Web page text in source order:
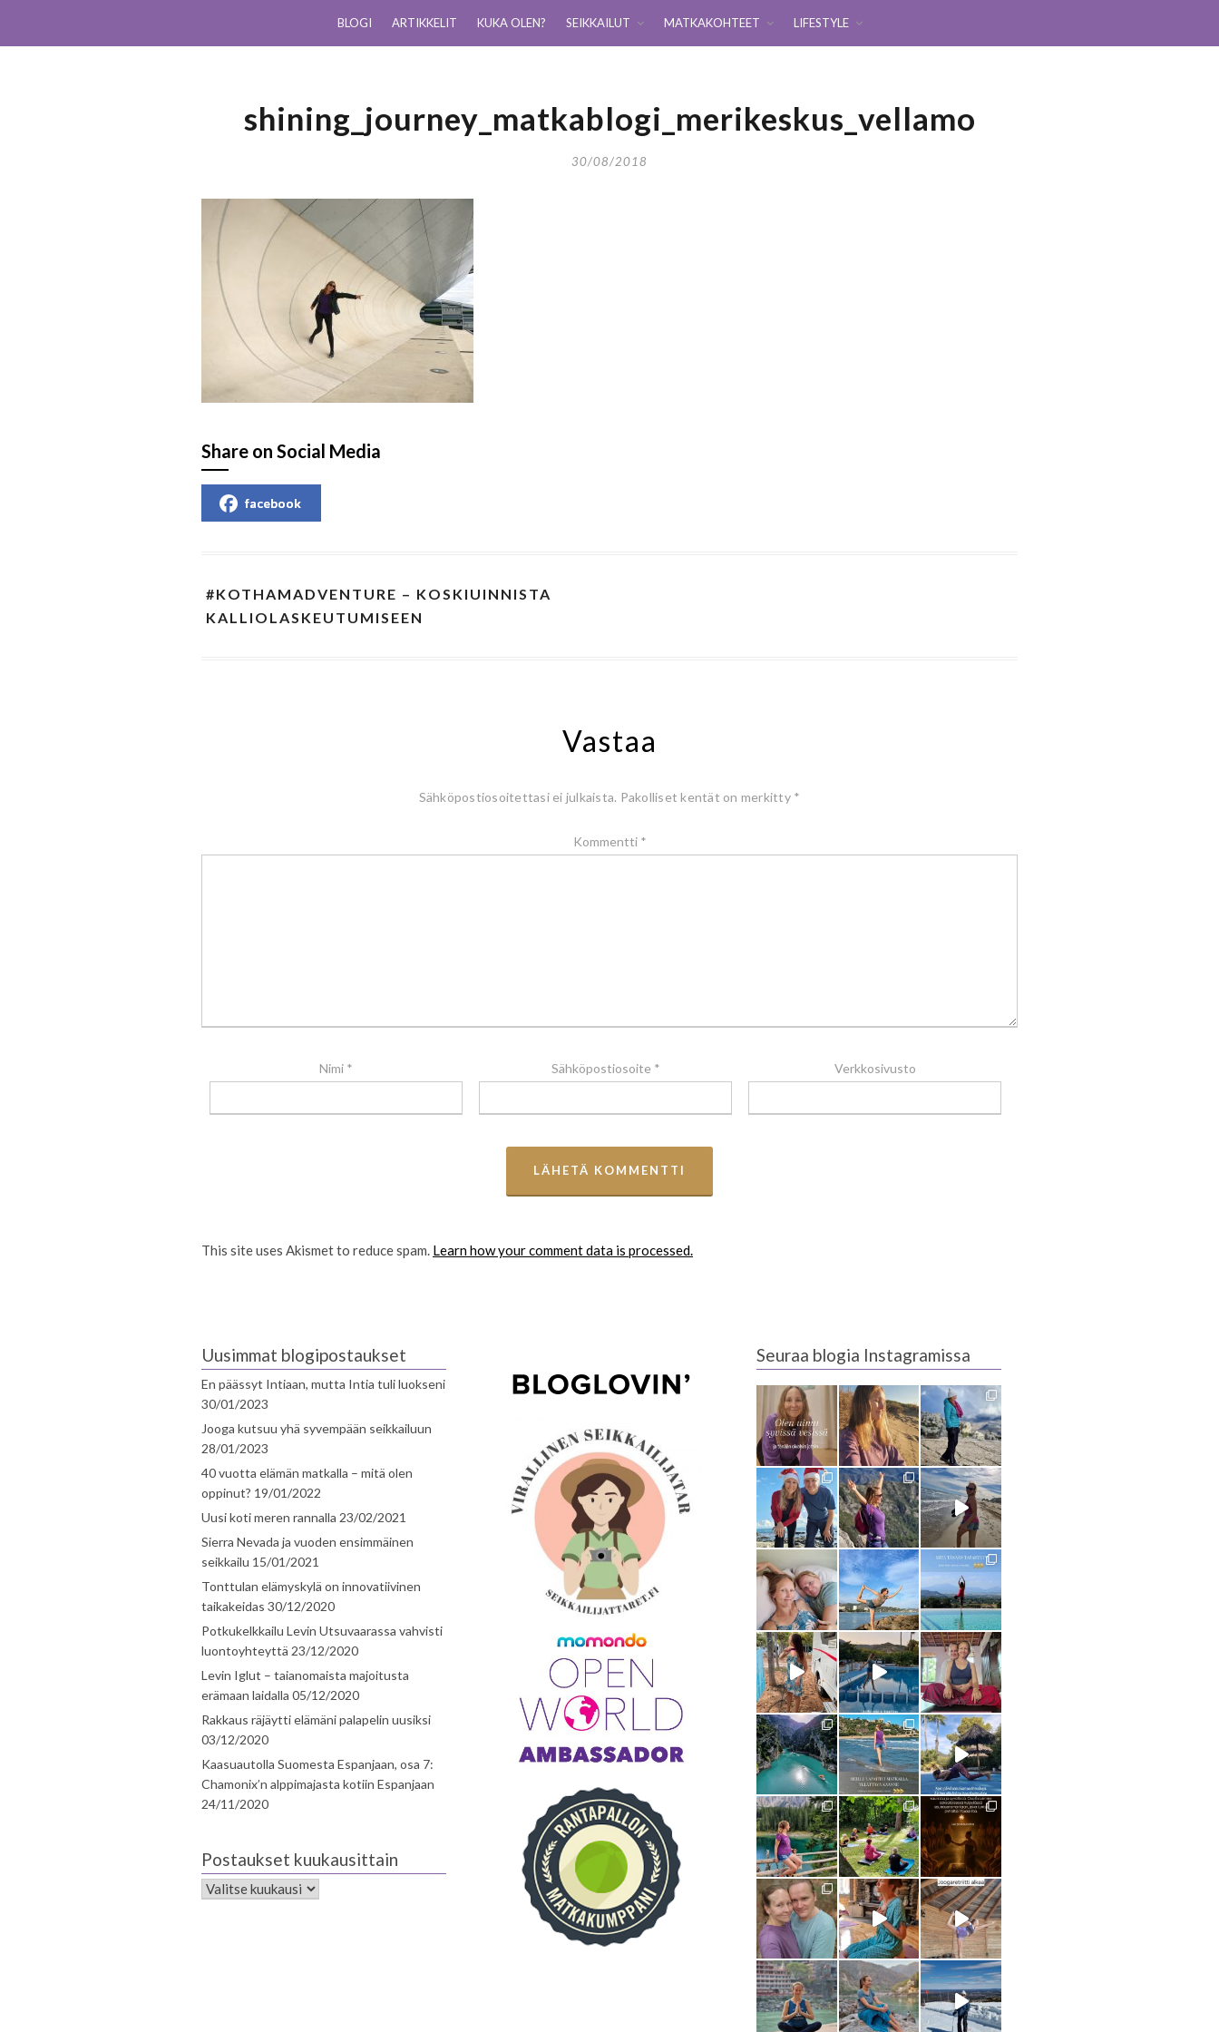
BLOGI ARTIKKELIT KUKA OLEN? SEIKKAILUT MATKAKOHTEET LIFESTYLE
shining_journey_matkablogi_merikeskus_vellamo
30/08/2018
Share on Social Media
facebook
#KOTHAMADVENTURE – KOSKIUINNISTA
KALLIOLASKEUTUMISEEN
Vastaa
Sähköpostiosoitettasi ei julkaista. Pakolliset kentät on merkitty *
Kommentti *
Nimi * Sähköpostiosoite * Verkkosivusto
This site uses Akismet to reduce spam. Learn how your comment data is processed.
Uusimmat blogipostaukset
En päässyt Intiaan, mutta Intia tuli luokseni
30/01/2023
Jooga kutsuu yhä syvempään seikkailuun
28/01/2023
40 vuotta elämän matkalla – mitä olen
oppinut? 19/01/2022
Uusi koti meren rannalla 23/02/2021
Sierra Nevada ja vuoden ensimmäinen
seikkailu 15/01/2021
Tonttulan elämyskylä on innovatiivinen
taikakeidas 30/12/2020
Potkukelkkailu Levin Utsuvaarassa vahvisti
luontoyhteyttä 23/12/2020
Levin Iglut – taianomaista majoitusta
erämaan laidalla 05/12/2020
Rakkaus räjäytti elämäni palapelin uusiksi
03/12/2020
Kaasuautolla Suomesta Espanjaan, osa 7:
Chamonix’n alppimajasta kotiin Espanjaan
24/11/2020
Postaukset kuukausittain
Seuraa blogia Instagramissa